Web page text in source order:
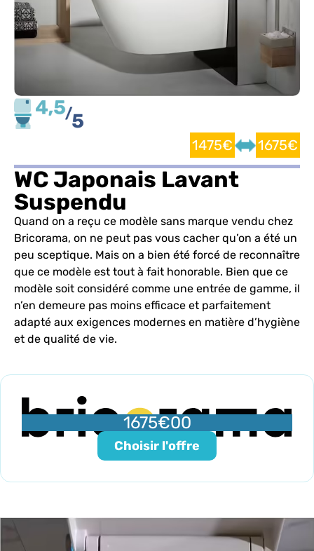
1475€ 1675€
WC Japonais Lavant
Suspendu
Quand on a reçu ce modèle sans marque vendu chez
Bricorama, on ne peut pas vous cacher qu’on a été un
peu sceptique. Mais on a bien été forcé de reconnaître
que ce modèle est tout à fait honorable. Bien que ce
modèle soit considéré comme une entrée de gamme, il
n’en demeure pas moins efficace et parfaitement
adapté aux exigences modernes en matière d’hygiène
et de qualité de vie.
1675€00
Choisir l'offre